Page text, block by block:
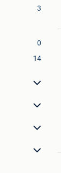
3
0
14